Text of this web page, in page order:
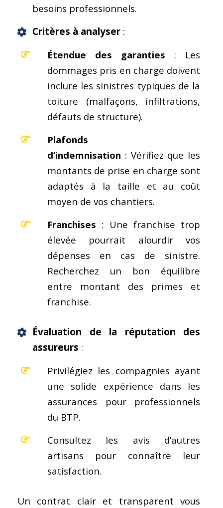
besoins professionnels.
Critères à analyser :
Étendue des garanties : Les
dommages pris en charge doivent
inclure les sinistres typiques de la
toiture (malfaçons, infiltrations,
défauts de structure).
Plafonds
d’indemnisation : Vérifiez que les
montants de prise en charge sont
adaptés à la taille et au coût
moyen de vos chantiers.
Franchises : Une franchise trop
élevée pourrait alourdir vos
dépenses en cas de sinistre.
Recherchez un bon équilibre
entre montant des primes et
franchise.
Évaluation de la réputation des
assureurs :
Privilégiez les compagnies ayant
une solide expérience dans les
assurances pour professionnels
du BTP.
Consultez les avis d’autres
artisans pour connaître leur
satisfaction.
Un contrat clair et transparent vous